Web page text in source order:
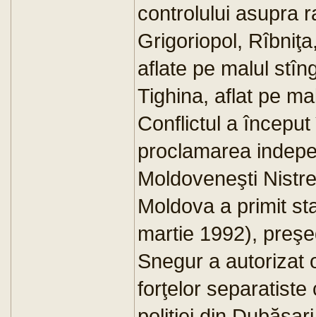
controlului asupra
Grigoriopol,
aflate pe malul
Tighina, aflat pe
Conflictul a
proclamarea
Moldoveneşti
Moldova a primit
martie 1992),
Snegur a autorizat
forţelor separatiste